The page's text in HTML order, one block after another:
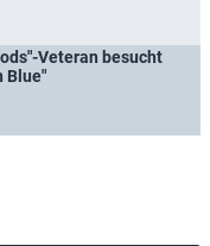
Veteran besucht
Blue"